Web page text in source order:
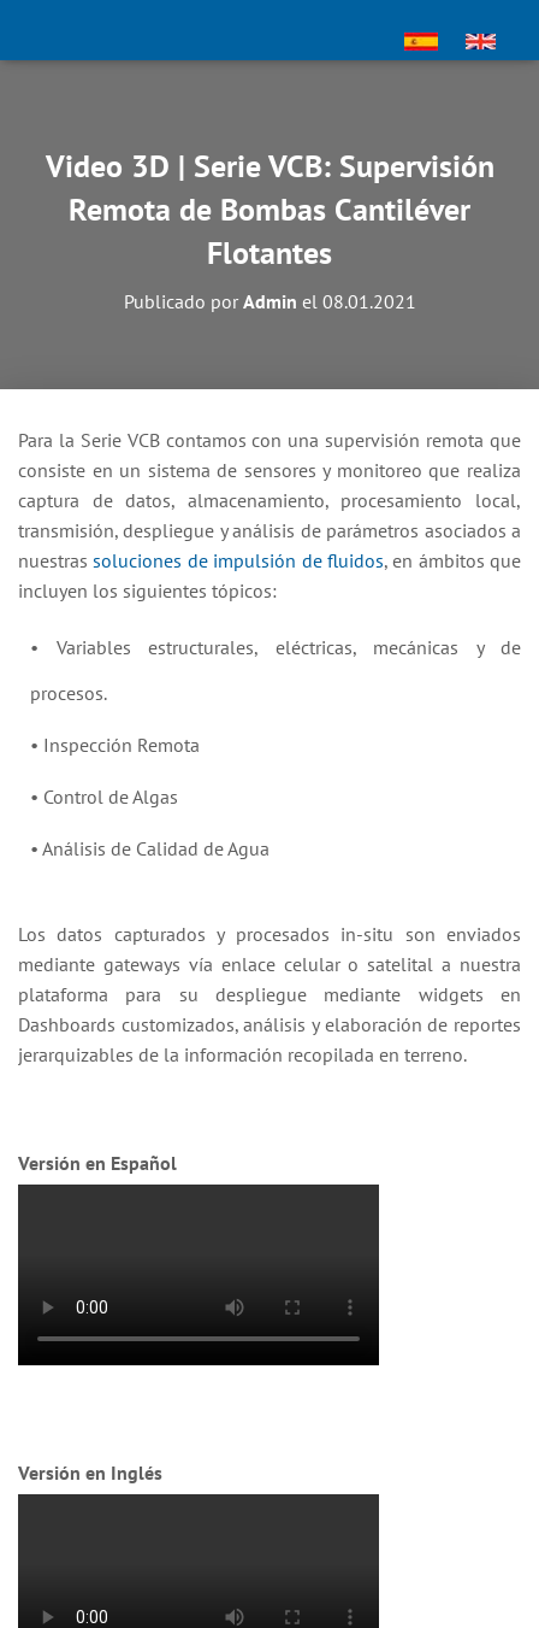
Video 3D | Serie VCB: Supervisión
Remota de Bombas Cantiléver
Flotantes
Publicado por Admin el 08.01.2021
Para la Serie VCB contamos con una supervisión remota que
consiste en un sistema de sensores y monitoreo que realiza
captura de datos, almacenamiento, procesamiento local,
transmisión, despliegue y análisis de parámetros asociados a
nuestrassoluciones de impulsión de fluidos, en ámbitos que
incluyen los siguientes tópicos:
• Variables estructurales, eléctricas, mecánicas y de
procesos.
• Inspección Remota
• Control de Algas
• Análisis de Calidad de Agua
Los datos capturados y procesados in-situ son enviados
mediante gateways vía enlace celular o satelital a nuestra
plataforma para su despliegue mediante widgets en
Dashboards customizados, análisis y elaboración de reportes
jerarquizables de la información recopilada en terreno.
Versión en Español
Versión en Inglés